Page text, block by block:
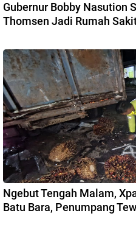
Gubernur Bobby Nasution
Thomsen Jadi Rumah
Ngebut Tengah Malam,
Batu Bara, Penumpang